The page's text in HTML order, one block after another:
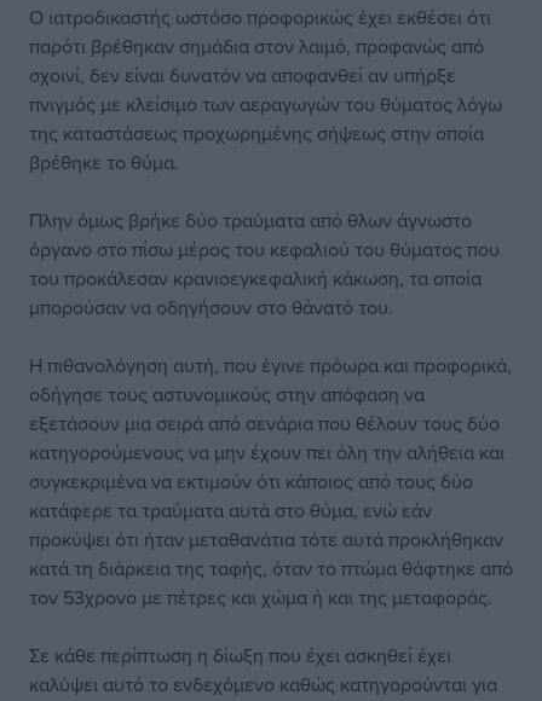
Ο ιατροδικαστής ωστόσο προφορικώς έχει εκθέσει ότι
παρότι βρέθηκαν σημάδια στον λαιμό, προφανώς από
σχοινί, δεν είναι δυνατόν να αποφανθεί αν υπήρξε
πνιγμός με κλείσιμο των αεραγωγών του θύματος λόγω
της καταστάσεως προχωρημένης σήψεως στην οποία
βρέθηκε το θύμα.
Πλην όμως βρήκε δύο τραύματα από θλων άγνωστο
όργανο στο πίσω μέρος του κεφαλιού του θύματος που
του προκάλεσαν κρανιοεγκεφαλική κάκωση, τα οποία
μπορούσαν να οδηγήσουν στο θάνατό του.
Η πιθανολόγηση αυτή, που έγινε πρόωρα και προφορικά,
οδήγησε τους αστυνομικούς στην απόφαση να
εξετάσουν μια σειρά από σενάρια που θέλουν τους δύο
κατηγορούμενους να μην έχουν πει όλη την αλήθεια και
συγκεκριμένα να εκτιμούν ότι κάποιος από τους δύο
κατάφερε τα τραύματα αυτά στο θύμα, ενώ εάν
προκύψει ότι ήταν μεταθανάτια τότε αυτά προκλήθηκαν
κατά τη διάρκεια της ταφής, όταν το πτώμα θάφτηκε από
τον 53χρονο με πέτρες και χώμα ή και της μεταφοράς.
Σε κάθε περίπτωση η δίωξη που έχει ασκηθεί έχει
καλύψει αυτό το ενδεχόμενο καθώς κατηγορούνται για